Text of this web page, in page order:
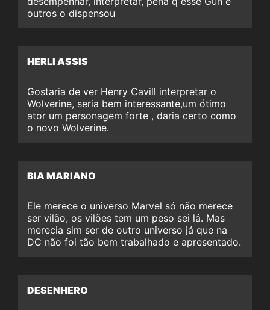
outros o dispensou
HERLI ASSIS
Gostaria de ver Henry Cavill interpretar o
Wolverine, seria bem interessante,um ótimo
ator um personagem forte , daria certo como
o novo Wolverine.
BIA MARIANO
Ele merece o universo Marvel só não merece
ser vilão, os vilões tem um peso sei lá. Mas
merecia sim ser de outro universo já que na
DC não foi tão bem trabalhado e apresentado.
DESENHERO